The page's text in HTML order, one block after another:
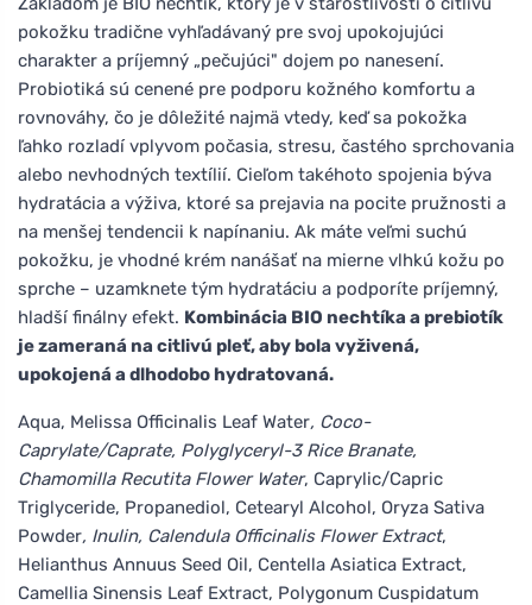
pokožku tradične vyhľadávaný pre svoj upokojujúci
charakter a príjemný „pečujúci" dojem po nanesení.
Probiotiká sú cenené pre podporu kožného komfortu a
rovnováhy, čo je dôležité najmä vtedy, keď sa pokožka
ľahko rozladí vplyvom počasia, stresu, častého sprchovania
alebo nevhodných textílií. Cieľom takéhoto spojenia býva
hydratácia a výživa, ktoré sa prejavia na pocite pružnosti a
na menšej tendencii k napínaniu. Ak máte veľmi suchú
pokožku, je vhodné krém nanášať na mierne vlhkú kožu po
sprche – uzamknete tým hydratáciu a podporíte príjemný,
hladší finálny efekt. Kombinácia BIO nechtíka a prebiotík
je zameraná na citlivú pleť, aby bola vyživená,
upokojená a dlhodobo hydratovaná.
Aqua, Melissa Officinalis Leaf Water, Coco-
Caprylate/Caprate, Polyglyceryl-3 Rice Branate,
Chamomilla Recutita Flower Water, Caprylic/Capric
Triglyceride, Propanediol, Cetearyl Alcohol, Oryza Sativa
Powder, Inulin, Calendula Officinalis Flower Extract,
Helianthus Annuus Seed Oil, Centella Asiatica Extract,
Camellia Sinensis Leaf Extract, Polygonum Cuspidatum